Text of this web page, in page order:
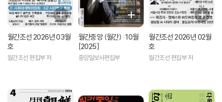
월간조선 2026년 03월
호
월간조선 편집부 저
월간중앙 (월간) : 10월
[2025]
중앙일보사편집부
월간조선 2026년 02월
호
월간조선 편집부 저